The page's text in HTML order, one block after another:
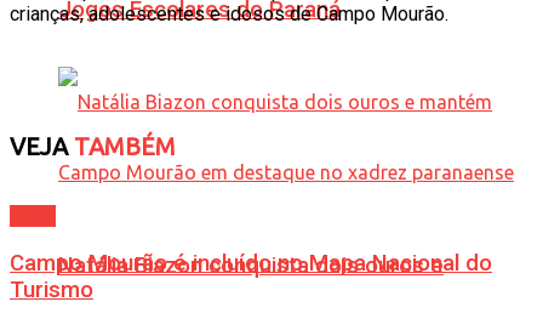
Jogos Escolares do Paraná
Natália Biazon conquista dois ouros e
crianças, adolescentes e idosos de Campo Mourão.
VEJATAMBÉM
Campo Mourão é incluído no Mapa Nacional do
Turismo